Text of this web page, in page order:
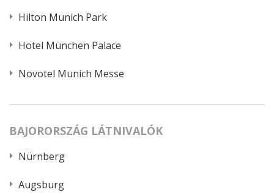
Hilton Munich Park
Hotel München Palace
Novotel Munich Messe
BAJORORSZÁG LÁTNIVALÓK
Nürnberg
Augsburg